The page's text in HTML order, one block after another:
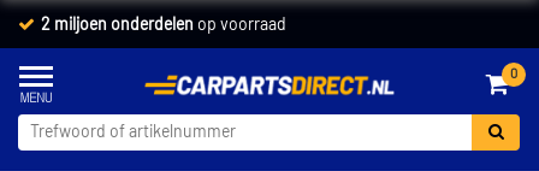
2 miljoen onderdelen op voorraad
0